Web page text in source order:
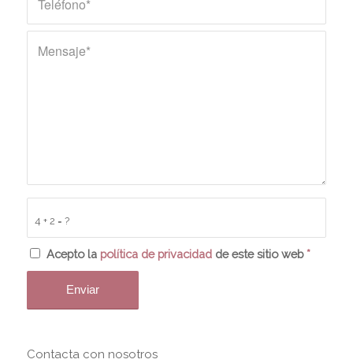
4 + 2 = ?
Acepto la política de privacidadde este sitio web *
Contacta con nosotros